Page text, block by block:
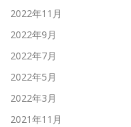
2022年11月
2022年9月
2022年7月
2022年5月
2022年3月
2021年11月